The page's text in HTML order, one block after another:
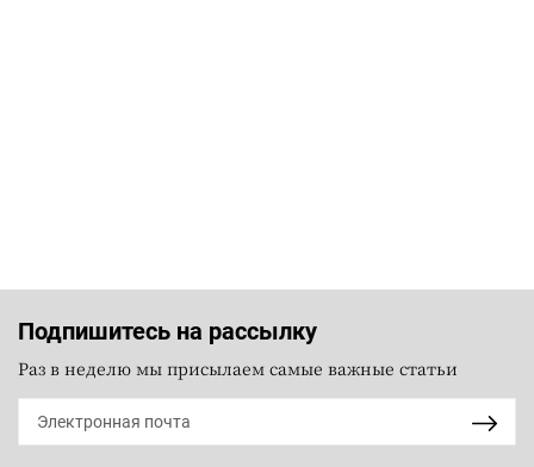
Подпишитесь на рассылку
Раз в неделю мы присылаем самые важные статьи